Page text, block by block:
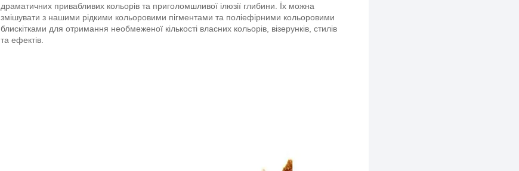
драматичних привабливих кольорів та приголомшливої ​​ілюзії глибини. Їх можна
змішувати з нашими рідкими кольоровими пігментами та поліефірними кольоровими
блискітками для отримання необмеженої кількості власних кольорів, візерунків, стилів
та ефектів.